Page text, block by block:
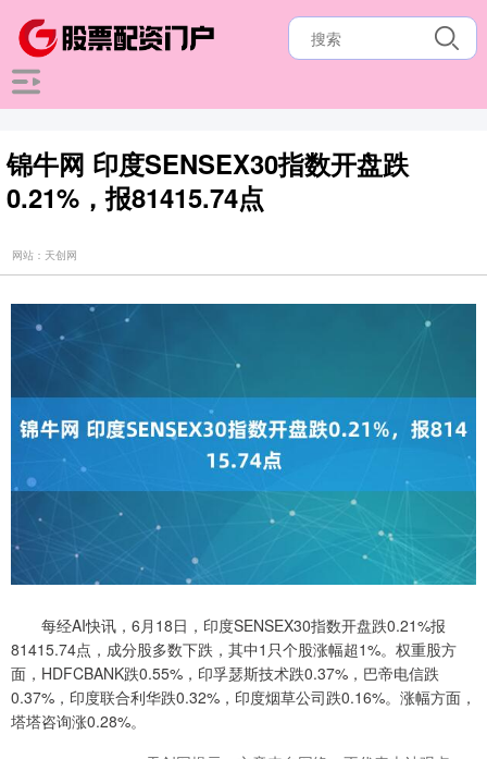
锦牛网 印度SENSEX30指数开盘跌
0.21%，报81415.74点
网站：天创网
每经AI快讯，6月18日，印度SENSEX30指数开盘跌0.21%报
81415.74点，成分股多数下跌，其中1只个股涨幅超1%。权重股方
面，HDFCBANK跌0.55%，印孚瑟斯技术跌0.37%，巴帝电信跌
0.37%，印度联合利华跌0.32%，印度烟草公司跌0.16%。涨幅方面，
塔塔咨询涨0.28%。